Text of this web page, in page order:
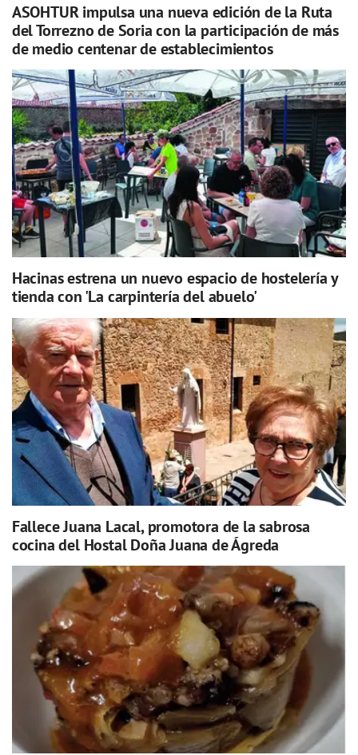
ASOHTUR impulsa una nueva edición de la Ruta
del Torrezno de Soria con la participación de más
de medio centenar de establecimientos
Hacinas estrena un nuevo espacio de hostelería y
tienda con 'La carpintería del abuelo'
Fallece Juana Lacal, promotora de la sabrosa
cocina del Hostal Doña Juana de Ágreda